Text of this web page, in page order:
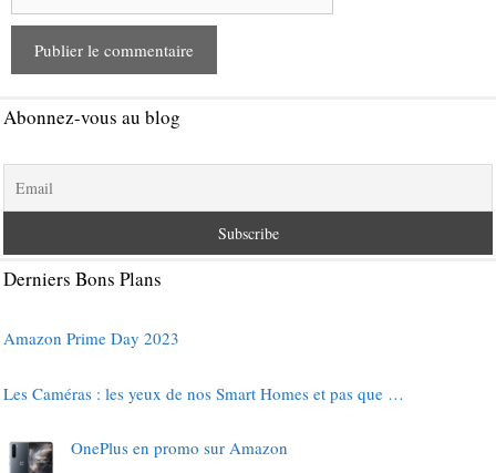
Abonnez-vous au blog
Derniers Bons Plans
Amazon Prime Day 2023
Les Caméras : les yeux de nos Smart Homes et pas que …
OnePlus en promo sur Amazon